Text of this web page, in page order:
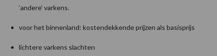
‘andere’ varkens.
voor het binnenland: kostendekkende prijzen als basisprijs
lichtere varkens slachten